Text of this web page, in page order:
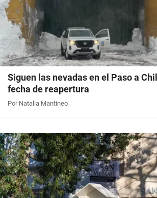
Siguen las nevadas en el Paso a
fecha de reapertura
Por Natalia Mantineo